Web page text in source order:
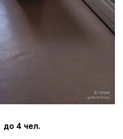
до 4 чел.